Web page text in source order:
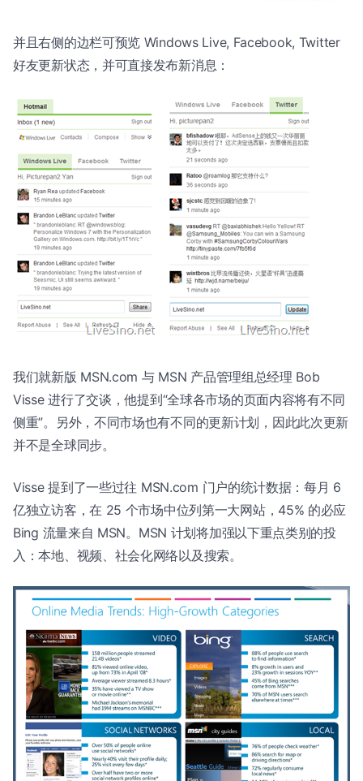
并且右侧的边栏可预览 Windows Live, Facebook, Twitter
好友更新状态，并可直接发布新消息：
我们就新版 MSN.com 与 MSN 产品管理组总经理 Bob
Visse 进行了交谈，他提到“全球各市场的页面内容将有不同
侧重”。另外，不同市场也有不同的更新计划，因此此次更新
并不是全球同步。
Visse 提到了一些过往 MSN.com 门户的统计数据：每月 6
亿独立访客，在 25 个市场中位列第一大网站，45% 的必应
Bing 流量来自 MSN。MSN 计划将加强以下重点类别的投
入：本地、视频、社会化网络以及搜索。